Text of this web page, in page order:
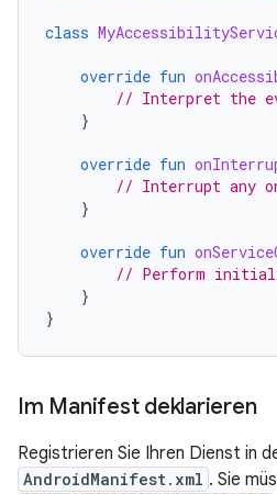
class
override fun
// Interpret the
}
override fun
// Interrupt any
}
override fun
// Perform
}
}
Im Manifest deklarieren
Registrieren Sie Ihren Dienst in
AndroidManifest.xml . Sie